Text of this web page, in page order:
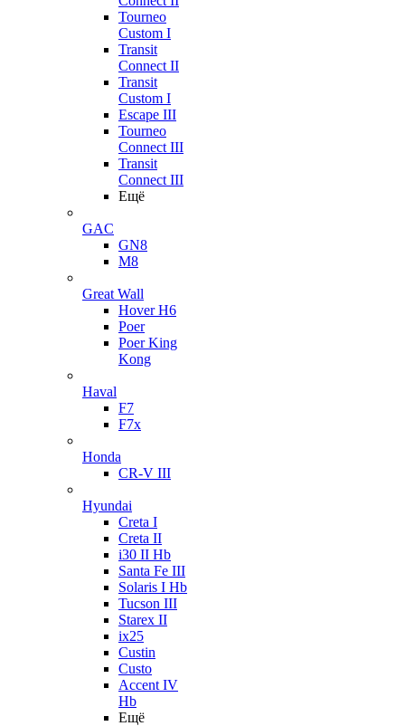
Tourneo
Custom I
Transit
Connect II
Transit
Custom I
Escape III
Tourneo
Connect III
Transit
Connect III
Ещё
GAC
GN8
M8
Great Wall
Hover H6
Poer
Poer King
Kong
Haval
F7
F7x
Honda
CR-V III
Hyundai
Creta I
Creta II
i30 II Hb
Santa Fe III
Solaris I Hb
Tucson III
Starex II
ix25
Custin
Custo
Accent IV
Hb
Ещё